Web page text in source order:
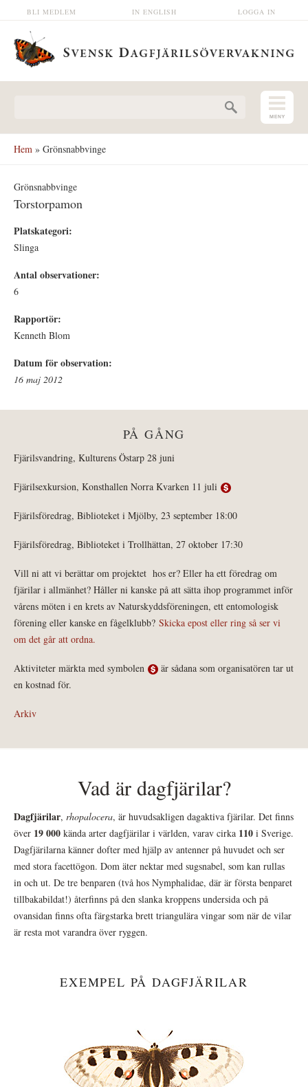
Hoppa till huvudinnehåll LOGGA IN
IN ENGLISH
BLI MEDLEM
Hem » Grönsnabbvinge
Grönsnabbvinge
Torstorpamon
Platskategori:
Slinga
Antal observationer:
6
Rapportör:
Kenneth Blom
Datum för observation:
16 maj 2012
PÅ GÅNG
Fjärilsvandring, Kulturens Östarp 28 juni
Fjärilsexkursion, Konsthallen Norra Kvarken 11 juli
Fjärilsföredrag, Biblioteket i Mjölby, 23 september 18:00
Fjärilsföredrag, Biblioteket i Trollhättan, 27 oktober 17:30
Vill ni att vi berättar om projektet hos er? Eller ha ett föredrag om
fjärilar i allmänhet? Håller ni kanske på att sätta ihop programmet inför
vårens möten i en krets av Naturskyddsföreningen, ett entomologisk
förening eller kanske en fågelklubb? Skicka epost eller ring så ser vi
om det går att ordna.
Aktiviteter märkta med symbolen
är sådana som organisatören tar ut
en kostnad för.
Arkiv
Vad är dagfjärilar?
Dagfjärilar, rhopalocera, är huvudsakligen dagaktiva fjärilar. Det finns
över 19 000 kända arter dagfjärilar i världen, varav cirka 110 i Sverige.
Dagfjärilarna känner dofter med hjälp av antenner på huvudet och ser
med stora facettögon. Dom äter nektar med sugsnabel, som kan rullas
in och ut. De tre benparen (två hos Nymphalidae, där är första benparet
tillbakabildat!) återfinns på den slanka kroppens undersida och på
ovansidan finns ofta färgstarka brett triangulära vingar som när de vilar
är resta mot varandra över ryggen.
EXEMPEL PÅ DAGFJÄRILAR